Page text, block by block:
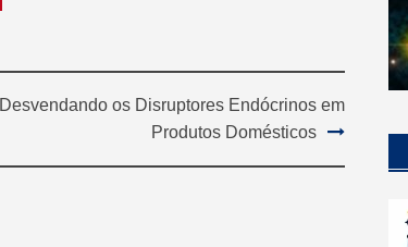
Desvendando os Disruptores Endócrinos em
Produtos Domésticos